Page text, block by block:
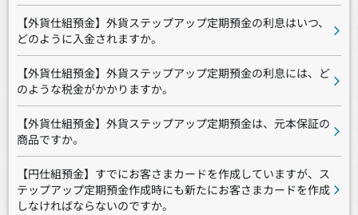
【外貨仕組預金】外貨ステップアップ定期預金の利息はいつ、
どのように入金されますか。
【外貨仕組預金】外貨ステップアップ定期預金の利息には、ど
のような税金がかかりますか。
【外貨仕組預金】外貨ステップアップ定期預金は、元本保証の
商品ですか。
【円仕組預金】すでにお客さまカードを作成していますが、ス
テップアップ定期預金作成時にも新たにお客さまカードを作成
しなければならないのですか。